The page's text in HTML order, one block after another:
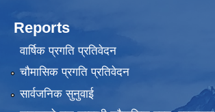
Reports
वार्षिक प्रगति प्रतिवेदन
चौमासिक प्रगति प्रतिवेदन
सार्वजनिक सुनुवाई